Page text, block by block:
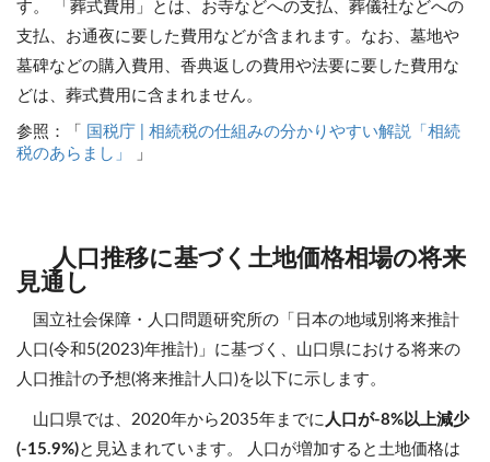
す。 「葬式費用」とは、お寺などへの支払、葬儀社などへの
支払、お通夜に要した費用などが含まれます。なお、墓地や
墓碑などの購入費用、香典返しの費用や法要に要した費用な
どは、葬式費用に含まれません。
参照：「
国税庁 | 相続税の仕組みの分かりやすい解説「相続
税のあらまし」
」
人口推移に基づく土地価格相場の将来
見通し
国立社会保障・人口問題研究所の「日本の地域別将来推計
人口(令和5(2023)年推計)」に基づく、山口県における将来の
人口推計の予想(将来推計人口)を以下に示します。
山口県では、2020年から2035年までに 人口が-8%以上減少
(-15.9%)と見込まれています。 人口が増加すると土地価格は